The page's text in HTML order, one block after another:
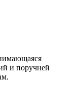
и поручней